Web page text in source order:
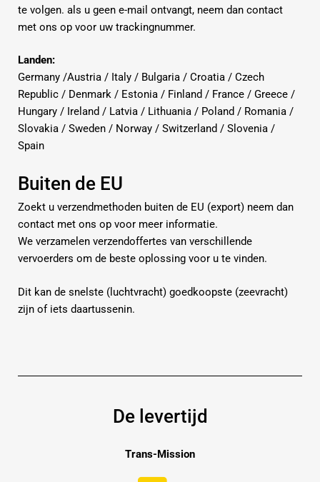
te volgen. als u geen e-mail ontvangt, neem dan contact
met ons op voor uw trackingnummer.
Landen:
Germany /Austria / Italy / Bulgaria / Croatia / Czech
Republic / Denmark / Estonia / Finland / France / Greece /
Hungary / Ireland / Latvia / Lithuania / Poland / Romania /
Slovakia / Sweden / Norway / Switzerland / Slovenia /
Spain
Buiten de EU
Zoekt u verzendmethoden buiten de EU (export) neem dan
contact met ons op voor meer informatie.
We verzamelen verzendoffertes van verschillende
vervoerders om de beste oplossing voor u te vinden.
Dit kan de snelste (luchtvracht) goedkoopste (zeevracht)
zijn of iets daartussenin.
De levertijd
Trans-Mission